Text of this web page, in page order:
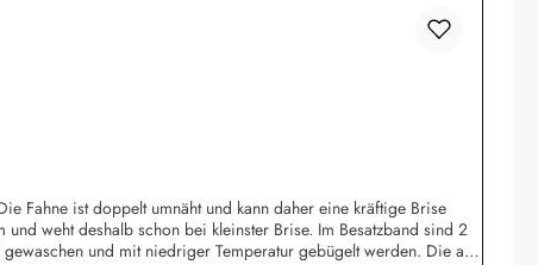
Fahne ist doppelt umnäht und kann daher eine kräftige Brise
weht deshalb schon bei kleinster Brise. Im Besatzband sind 2
und mit niedriger Temperatur gebügelt werden. Die auf